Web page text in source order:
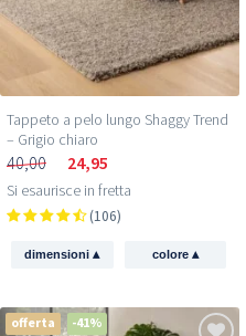
Tappeto a pelo lungo Shaggy Trend
– Grigio chiaro
40,00 24,95
Si esaurisce in fretta
(106)
dimensioni▴ colore ▴
offerta -41%